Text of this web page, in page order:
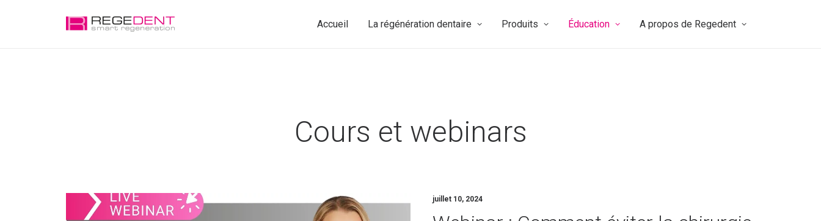
Accueil La régénération dentaire Produits Éducation A propos de Regedent
Cours et webinars
juillet 10, 2024